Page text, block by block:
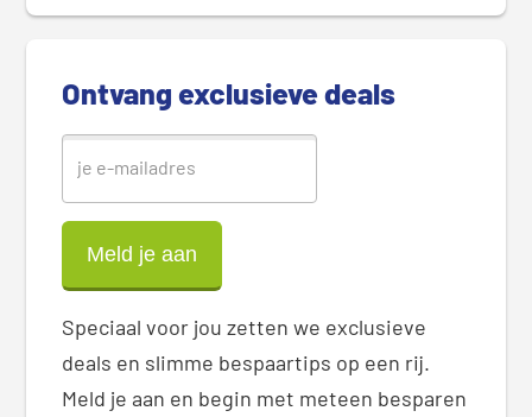
d
Ontvang exclusieve deals
Speciaal voor jou zetten we exclusieve
deals en slimme bespaartips op een rij.
Meld je aan en begin met meteen besparen